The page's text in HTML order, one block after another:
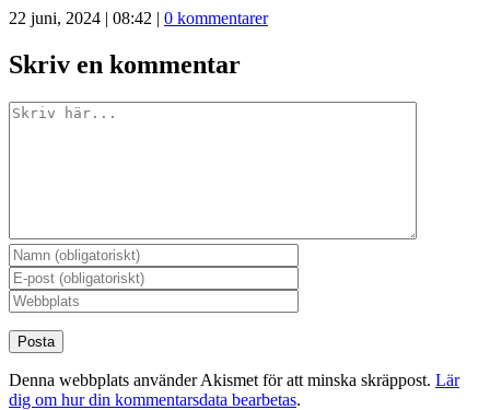
22 juni, 2024 | 08:42 | 0 kommentarer
Skriv en kommentar
Kommentar
Denna webbplats använder Akismet för att minska skräppost. Lär
dig om hur din kommentarsdata bearbetas.